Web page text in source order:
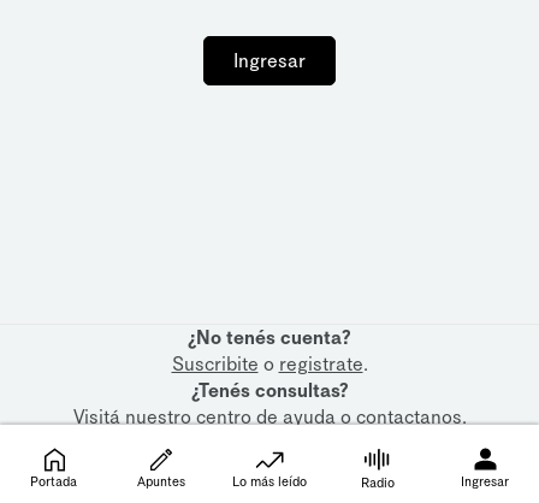
Ingresar
¿No tenés cuenta?
Suscribite o registrate.
¿Tenés consultas?
Visitá nuestrocentro de ayudaocontactanos.
Portada Apuntes Lo más leído Radio Ingresar